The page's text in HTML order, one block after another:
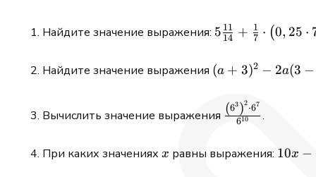
Найдите значение выражения: 5 \frac{11}
{7}
\cdot\left(0,25
\cdot 7-
\frac{1}
{4}\right)
5 14
11 + 7
1 ⋅ (0, 25 ⋅
Найдите значение выражения (a+3)^{2}-2
(a + 3)2 − 2a(3 −
Вычислить значение выражения
\cdot
610
(63)2⋅67
.
При каких значениях x
x равны выражения: 10
10x −